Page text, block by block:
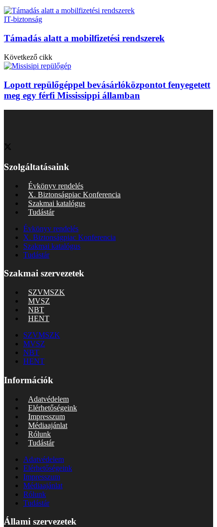
IT-biztonság
Támadás alatt a mobilfizetési rendszerek
Következő cikk
Lopott repülőgéppel bevásárlóközpontot fenyegetett
meg egy férfi Mississippi államban
Szolgáltatásaink
Évkönyv rendelés
X. Biztonságpiac Konferencia
Szakmai katalógus
Tudástár
Évkönyv rendelés
X. Biztonságpiac Konferencia
Szakmai katalógus
Tudástár
Szakmai szervezetek
SZVMSZK
MVSZ
NBT
HENT
SZVMSZK
MVSZ
NBT
HENT
Információk
Adatvédelem
Elérhetőségeink
Impresszum
Médiaajánlat
Rólunk
Tudástár
Adatvédelem
Elérhetőségeink
Impresszum
Médiaajánlat
Rólunk
Tudástár
Állami szervezetek